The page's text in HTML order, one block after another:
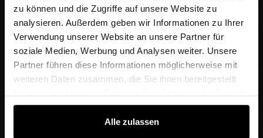
zu können und die Zugriffe auf unsere Website zu
analysieren. Außerdem geben wir Informationen zu Ihrer
Verwendung unserer Website an unsere Partner für
soziale Medien, Werbung und Analysen weiter. Unsere
Partner führen diese Informationen möglicherweise mit
weiteren Daten zusammen, die Sie ihnen bereitgestellt
gesammelt haben.
Alle zulassen